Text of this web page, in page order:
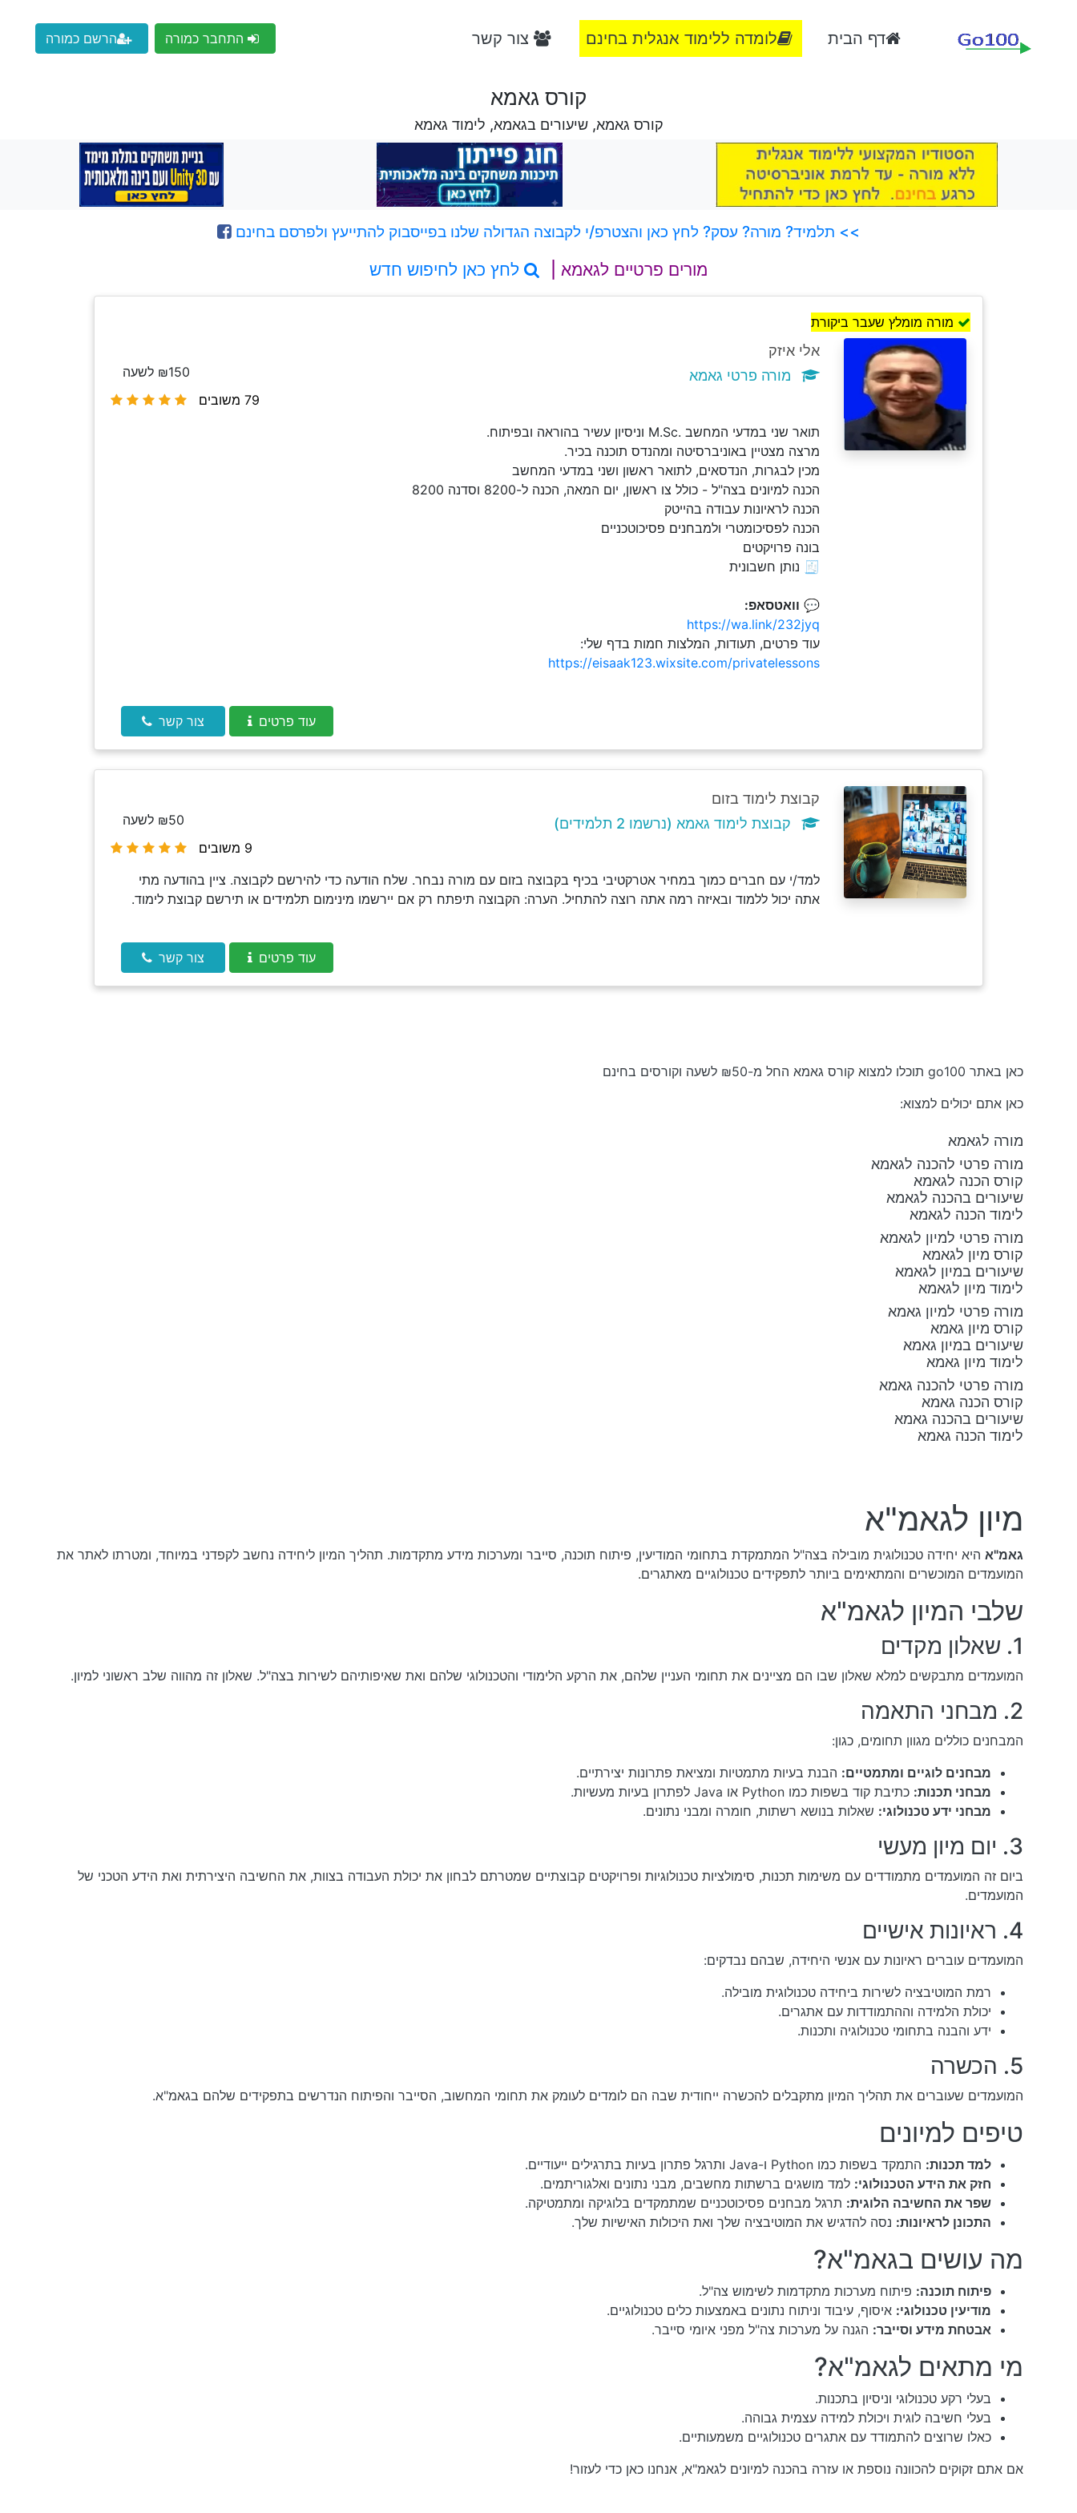
דף הבית לומדה ללימוד אנגלית בחינם צור קשר התחבר כמורה הרשם כמורה
קורס גאמא
קורס גאמא, שיעורים בגאמא, לימוד גאמא
>> תלמיד? מורה? עסק? לחץ כאן והצטרפ/י לקבוצה הגדולה שלנו בפייסבוק להתייעץ ולפרסם בחינם
מורים פרטיים לגאמא | לחץ כאן לחיפוש חדש
מורה מומלץ שעבר ביקורת
אלי איזק
מורה פרטי גאמא
79 משובים
₪150 לשעה
תואר שני במדעי המחשב .M.Sc וניסיון עשיר בהוראה ובפיתוח.
מרצה מצטיין באוניברסיטה ומהנדס תוכנה בכיר.
מכין לבגרות, הנדסאים, לתואר ראשון ושני במדעי המחשב
הכנה למיונים בצה"ל - כולל צו ראשון, יום המאה, הכנה ל-8200 וסדנה 8200
הכנה לראיונות עבודה בהייטק
הכנה לפסיכומטרי ולמבחנים פסיכוטכניים
בונה פרויקטים
🧾 נותן חשבונית
💬 וואטסאפ:
https://wa.link/232jyq
עוד פרטים, תעודות, המלצות חמות בדף שלי:
https://eisaak123.wixsite.com/privatelessons
עוד פרטים צור קשר
קבוצת לימוד בזום
קבוצת לימוד גאמא (נרשמו 2 תלמידים)
9 משובים
₪50 לשעה
למד/י עם חברים כמוך במחיר אטרקטיבי בכיף בקבוצה בזום עם מורה נבחר. שלח הודעה כדי להירשם לקבוצה. ציין בהודעה מתי
אתה יכול ללמוד ובאיזה רמה אתה רוצה להתחיל. הערה: הקבוצה תיפתח רק אם יירשמו מינימום תלמידים או תירשם קבוצת לימוד.
עוד פרטים צור קשר
כאן באתר go100 תוכלו למצוא קורס גאמא החל מ-₪50 לשעה וקורסים בחינם
כאן אתם יכולים למצוא:
מורה לגאמא
מורה פרטי להכנה לגאמא
קורס הכנה לגאמא
שיעורים בהכנה לגאמא
לימוד הכנה לגאמא
מורה פרטי למיון לגאמא
קורס מיון לגאמא
שיעורים במיון לגאמא
לימוד מיון לגאמא
מורה פרטי למיון גאמא
קורס מיון גאמא
שיעורים במיון גאמא
לימוד מיון גאמא
מורה פרטי להכנה גאמא
קורס הכנה גאמא
שיעורים בהכנה גאמא
לימוד הכנה גאמא
מיון לגאמ"א
גאמ"א היא יחידה טכנולוגית מובילה בצה"ל המתמקדת בתחומי המודיעין, פיתוח תוכנה, סייבר ומערכות מידע מתקדמות. תהליך המיון ליחידה נחשב לקפדני במיוחד, ומטרתו לאתר את
המועמדים המוכשרים והמתאימים ביותר לתפקידים טכנולוגיים מאתגרים.
שלבי המיון לגאמ"א
1. שאלון מקדים
המועמדים מתבקשים למלא שאלון שבו הם מציינים את תחומי העניין שלהם, את הרקע הלימודי והטכנולוגי שלהם ואת שאיפותיהם לשירות בצה"ל. שאלון זה מהווה שלב ראשוני למיון.
2. מבחני התאמה
המבחנים כוללים מגוון תחומים, כגון:
מבחנים לוגיים ומתמטיים: הבנת בעיות מתמטיות ומציאת פתרונות יצירתיים.
מבחני תכנות: כתיבת קוד בשפות כמו Python או Java לפתרון בעיות מעשיות.
מבחני ידע טכנולוגי: שאלות בנושא רשתות, חומרה ומבני נתונים.
3. יום מיון מעשי
ביום זה המועמדים מתמודדים עם משימות תכנות, סימולציות טכנולוגיות ופרויקטים קבוצתיים שמטרתם לבחון את יכולת העבודה בצוות, את החשיבה היצירתית ואת הידע הטכני של
המועמדים.
4. ראיונות אישיים
המועמדים עוברים ראיונות עם אנשי היחידה, שבהם נבדקים:
רמת המוטיבציה לשירות ביחידה טכנולוגית מובילה.
יכולת הלמידה וההתמודדות עם אתגרים.
ידע והבנה בתחומי טכנולוגיה ותכנות.
5. הכשרה
המועמדים שעוברים את תהליך המיון מתקבלים להכשרה ייחודית שבה הם לומדים לעומק את תחומי המחשוב, הסייבר והפיתוח הנדרשים בתפקידים שלהם בגאמ"א.
טיפים למיונים
למד תכנות: התמקד בשפות כמו Python ו-Java ותרגל פתרון בעיות בתרגילים ייעודיים.
חזק את הידע הטכנולוגי: למד מושגים ברשתות מחשבים, מבני נתונים ואלגוריתמים.
שפר את החשיבה הלוגית: תרגל מבחנים פסיכוטכניים שמתמקדים בלוגיקה ומתמטיקה.
התכונן לראיונות: נסה להדגיש את המוטיבציה שלך ואת היכולות האישיות שלך.
מה עושים בגאמ"א?
פיתוח תוכנה: פיתוח מערכות מתקדמות לשימוש צה"ל.
מודיעין טכנולוגי: איסוף, עיבוד וניתוח נתונים באמצעות כלים טכנולוגיים.
אבטחת מידע וסייבר: הגנה על מערכות צה"ל מפני איומי סייבר.
מי מתאים לגאמ"א?
בעלי רקע טכנולוגי וניסיון בתכנות.
בעלי חשיבה לוגית ויכולת למידה עצמית גבוהה.
כאלו שרוצים להתמודד עם אתגרים טכנולוגיים משמעותיים.
אם אתם זקוקים להכוונה נוספת או עזרה בהכנה למיונים לגאמ"א, אנחנו כאן כדי לעזור!